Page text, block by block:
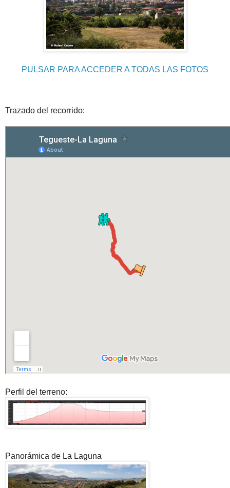
PULSAR PARA ACCEDER A TODAS LAS FOTOS
Trazado del recorrido:
Perfil del terreno:
Panorámica de La Laguna